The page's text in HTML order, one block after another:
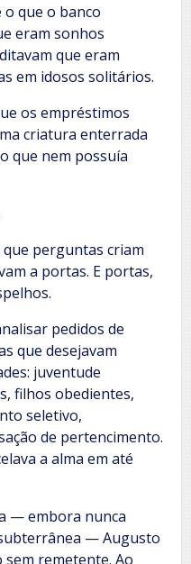
que o banco
eram sonhos
que eram
em idosos solitários.
os empréstimos
criatura enterrada
que nem possuía
perguntas criam
a portas. E portas,
pedidos de
que desejavam
juventude
filhos obedientes,
seletivo,
de pertencimento.
a alma em até
— embora nunca
— Augusto
remetente. Ao